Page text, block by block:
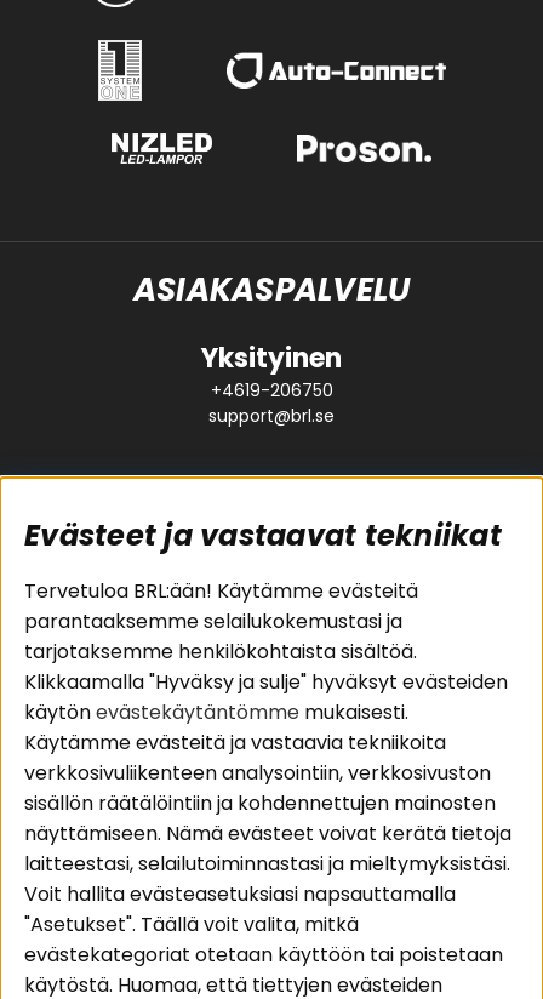
ASIAKASPALVELU
Yksityinen
+4619-206750
support@brl.se
Suositut sivut
Pakettiratkaisut
Autostereot
Kaiuttimet
Päätevahvistimet
Lisätarvikkeet
Kaapelit
Asiakaspalvelu
Evästeet
Huolto- ja
takuutiedot
Ostoehdot
Palautus
Tietosuojapolitiikka
Alueet
Autohifi
Kotihifi
Uutuudet
Seuraa meitä
Instagram
Facebook
Evästeet ja vastaavat tekniikat
Tervetuloa BRL:ään! Käytämme evästeitä
parantaaksemme selailukokemustasi ja
tarjotaksemme henkilökohtaista sisältöä.
Klikkaamalla "Hyväksy ja sulje" hyväksyt evästeiden
käytönevästekäytäntömme mukaisesti.
Käytämme evästeitä ja vastaavia tekniikoita
verkkosivuliikenteen analysointiin, verkkosivuston
sisällön räätälöintiin ja kohdennettujen mainosten
näyttämiseen. Nämä evästeet voivat kerätä tietoja
laitteestasi, selailutoiminnastasi ja mieltymyksistäsi.
Voit hallita evästeasetuksiasi napsauttamalla
"Asetukset". Täällä voit valita, mitkä
evästekategoriat otetaan käyttöön tai poistetaan
käytöstä. Huomaa, että tiettyjen evästeiden